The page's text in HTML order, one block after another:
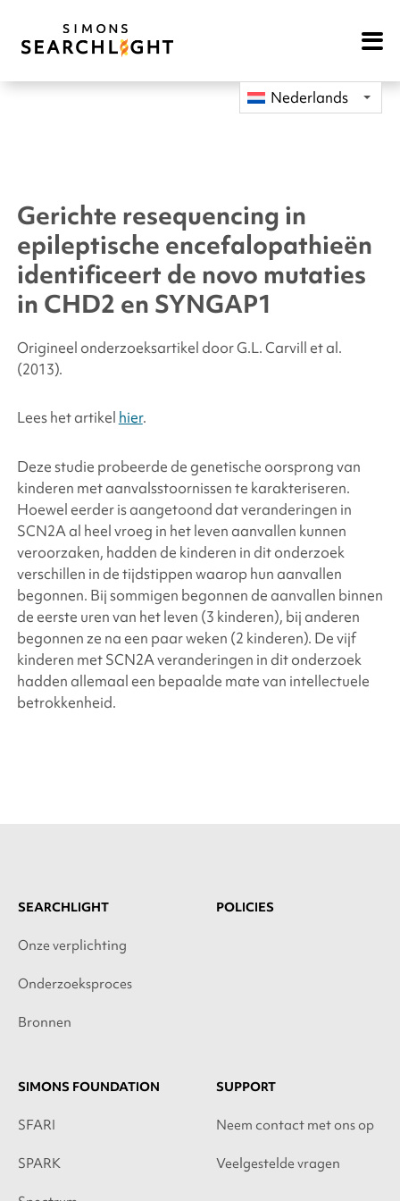
Open
Nederlands
Gerichte resequencing in
epileptische encefalopathieën
identificeert de novo mutaties
in CHD2 en SYNGAP1
Origineel onderzoeksartikel door G.L. Carvillet al.
(2013).
Lees het artikel hier.
Deze studie probeerde de genetische oorsprong van
kinderen met aanvalsstoornissen te karakteriseren.
Hoewel eerder is aangetoond dat veranderingen in
SCN2A al heel vroeg in het leven aanvallen kunnen
veroorzaken, hadden de kinderen in dit onderzoek
verschillen in de tijdstippen waarop hun aanvallen
begonnen. Bij sommigen begonnen de aanvallen binnen
de eerste uren van het leven (3 kinderen), bij anderen
begonnen ze na een paar weken (2 kinderen). De vijf
kinderen met SCN2A veranderingen in dit onderzoek
hadden allemaal een bepaalde mate van intellectuele
betrokkenheid.
SEARCHLIGHT
Onze verplichting
Onderzoeksproces
Bronnen
POLICIES
SIMONS FOUNDATION
SFARI
SPARK
SUPPORT
Neem contact met ons op
Veelgestelde vragen